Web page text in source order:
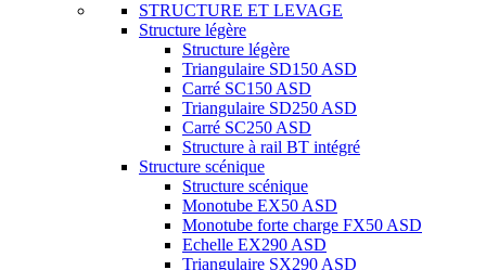
STRUCTURE ET LEVAGE
Structure légère
Structure légère
Triangulaire SD150 ASD
Carré SC150 ASD
Triangulaire SD250 ASD
Carré SC250 ASD
Structure à rail BT intégré
Structure scénique
Structure scénique
Monotube EX50 ASD
Monotube forte charge FX50 ASD
Echelle EX290 ASD
Triangulaire SX290 ASD